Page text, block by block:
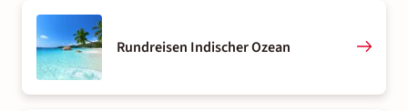
Rundreisen Indischer Ozean